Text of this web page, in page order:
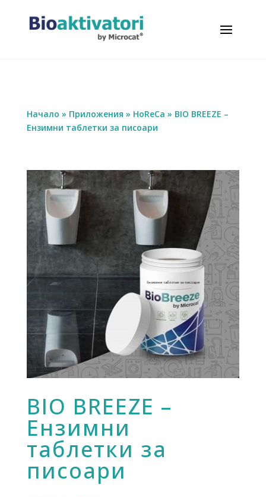
Начало » Приложения » HoReCa » BIO BREEZE –
Ензимни таблетки за писоари
BIO BREEZE –
Ензимни
таблетки за
писоари